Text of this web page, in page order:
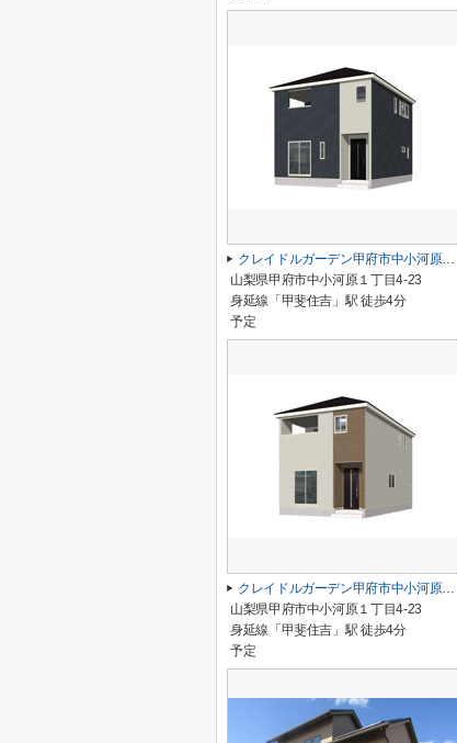
クレイドルガーデン甲府市中小河原第1 2号棟
山梨県甲府市中小河原１丁目4-23
身延線「甲斐住吉」駅 徒歩4分
予定
クレイドルガーデン甲府市中小河原第1 1号棟
山梨県甲府市中小河原１丁目4-23
身延線「甲斐住吉」駅 徒歩4分
予定